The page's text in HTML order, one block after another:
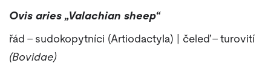
Ovis aries „Valachian sheep“
řád – sudokopytníci (Artiodactyla) | čeleď – turovití
(Bovidae)